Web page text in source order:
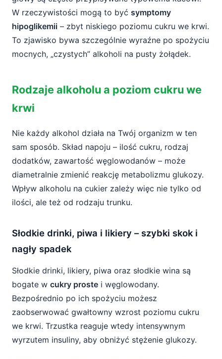
W rzeczywistości mogą to być symptomy
hipoglikemii – zbyt niskiego poziomu cukru we krwi.
To zjawisko bywa szczególnie wyraźne po spożyciu
mocnych, „czystych” alkoholi na pusty żołądek.
Rodzaje alkoholu a poziom cukru we
krwi
Nie każdy alkohol działa na Twój organizm w ten
sam sposób. Skład napoju – ilość cukru, rodzaj
dodatków, zawartość węglowodanów – może
diametralnie zmienić reakcję metabolizmu glukozy.
Wpływ alkoholu na cukier zależy więc nie tylko od
ilości, ale też od rodzaju trunku.
Słodkie drinki, piwa i likiery – szybki skok i
nagły spadek
Słodkie drinki, likiery, piwa oraz słodkie wina są
bogate w cukry proste i węglowodany.
Bezpośrednio po ich spożyciu możesz
zaobserwować gwałtowny wzrost poziomu cukru
we krwi. Trzustka reaguje wtedy intensywnym
wyrzutem insuliny, aby obniżyć stężenie glukozy.